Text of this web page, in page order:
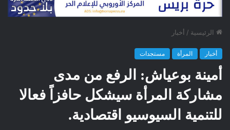
الرئيسية / أخبار
أخبار المرأة مستجدات
أمينة بوعياش: الرفع من مدى
مشاركة المرأة سيشكل حافزاً فعالا
للتنمية السيوسيو اقتصادية.